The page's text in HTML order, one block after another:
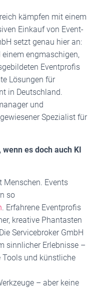
kämpfen mit einem
Einkauf von Event-
setzt genau hier an:
engmaschigen,
Eventprofis
Lösungen für
in Deutschland.
und
Spezialist für
es doch auch KI
Menschen. Events
so
. Erfahrene Eventprofis
kreative Phantasten
Servicebroker GmbH
sinnlicher Erlebnisse –
und künstliche
– aber keine